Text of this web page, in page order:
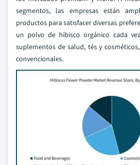
segmentos, las empresas están
productos para satisfacer diversas
un polvo de hibisco orgánico cada
suplementos de salud, tés y
convencionales.